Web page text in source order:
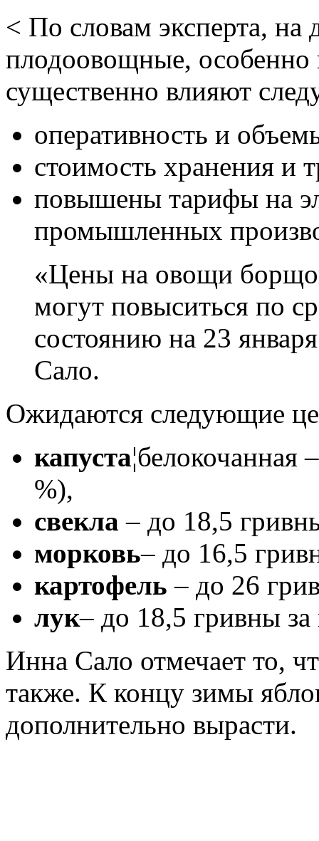
< По словам эксперта, на
плодоовощные, особенно
существенно влияют
оперативность и
стоимость хранения и
повышены тарифы на
промышленных
«Цены на овощи
могут повыситься по
состоянию на 23
Сало.
Ожидаются следующие
капуста
%),
свекла – до 18,5
морковь– до 16,5
картофель – до 26
лук– до 18,5 гривны
Инна Сало отмечает то,
также. К концу зимы
дополнительно вырасти.